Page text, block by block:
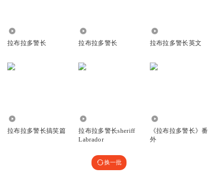
拉布拉多警长 拉布拉多警长 拉布拉多警长英文
拉布拉多警长搞笑篇
拉布拉多警长sheriff
Labrador
《拉布拉多警长》番
外
换一批